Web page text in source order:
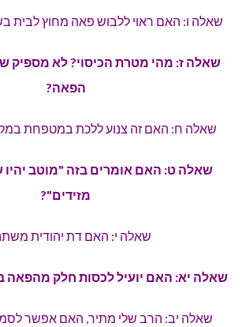
שאלה ו: האם ראוי ללבוש פאה מחוץ לבית
שאלה ז: מהי מטרת הכיסוי? לא מספיק
הפאה?
שאלה ח: האם זה צנוע ללכת במטפחת
שאלה ט: האם אומרים בזה "מוטב יהיו
מזידים"?
שאלה י: האם דת יהודית
שאלה יא: האם יועיל לכסות חלק מהפאה
שאלה יב: הרב שלי מתיר, האם אפשר